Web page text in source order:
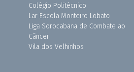
Colégio Politécnico
Lar Escola Monteiro Lobato
Liga Sorocabana de Combate ao
Câncer
Vila dos Velhinhos